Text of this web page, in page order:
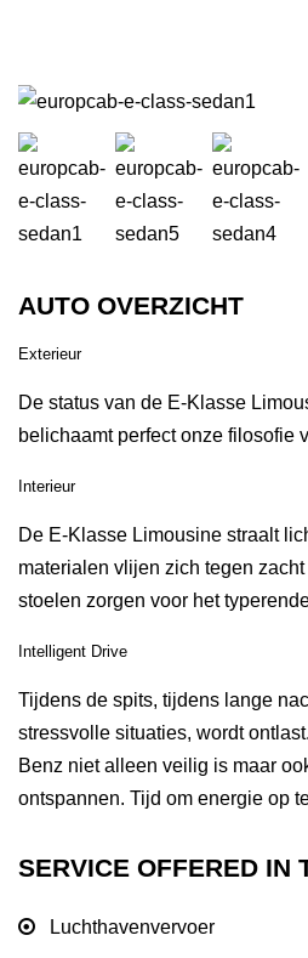
AUTO OVERZICHT
Exterieur
De status van de E-Klasse
belichaamt perfect onze filosofie
Interieur
De E-Klasse Limousine straalt
materialen vlijen zich tegen
stoelen zorgen voor het
Intelligent Drive
Tijdens de spits, tijdens lange
stressvolle situaties, wordt
Benz niet alleen veilig is maar
ontspannen. Tijd om energie op
SERVICE OFFERED IN
Luchthavenvervoer